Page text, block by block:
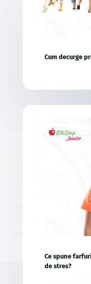
Cum decurge
Ce spune
de stres?